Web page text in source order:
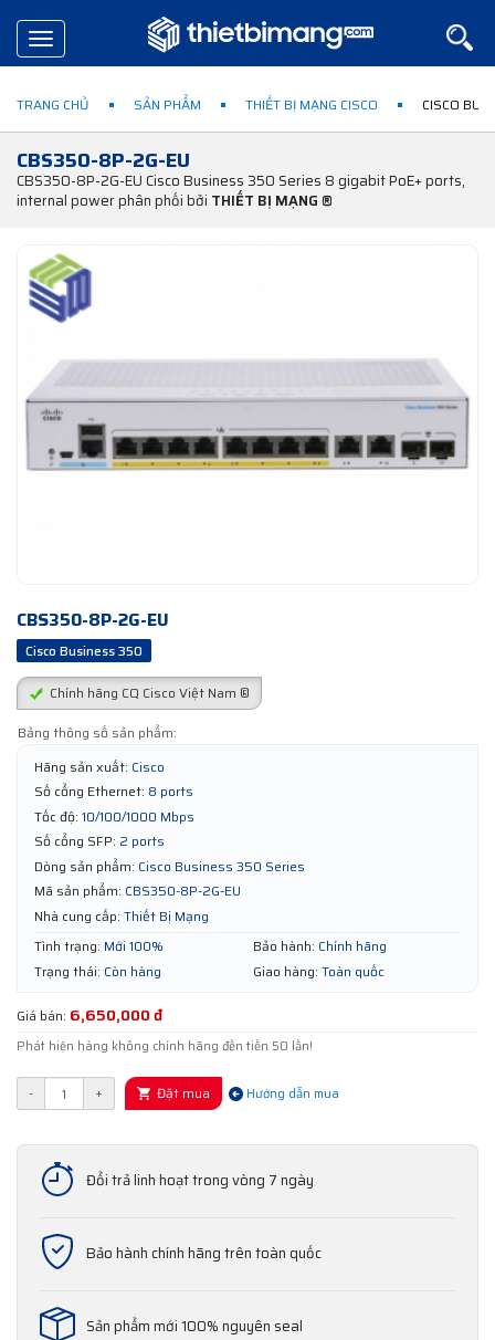
Toggle
navigation
TRANG CHỦ SẢN PHẨM THIẾT BỊ MẠNG CISCO CISCO
CBS350-8P-2G-EU
CBS350-8P-2G-EU Cisco Business 350 Series 8 gigabit PoE+ ports,
internal power phân phối bởi THIẾT BỊ MẠNG ®
CBS350-8P-2G-EU
Cisco Business 350
Chính hãng CQ Cisco Việt Nam ®
Bảng thông số sản phẩm:
Hãng sản xuất: Cisco
Số cổng Ethernet: 8 ports
Tốc độ: 10/100/1000 Mbps
Số cổng SFP: 2 ports
Dòng sản phẩm: Cisco Business 350 Series
Mã sản phẩm: CBS350-8P-2G-EU
Nhà cung cấp: Thiết Bị Mạng
Tình trạng: Mới 100% Bảo hành: Chính hãng
Trạng thái: Còn hàng Giao hàng: Toàn quốc
Giá bán: 6,650,000 đ
Phát hiện hàng không chính hãng đền tiền 50 lần!
- + Đặt mua Hướng dẫn mua
Đổi trả linh hoạt trong vòng 7 ngày
Bảo hành chính hãng trên toàn quốc
Sản phẩm mới 100% nguyên seal